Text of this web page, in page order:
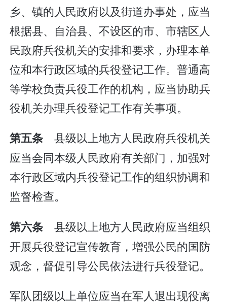
乡、镇的人民政府以及街道办事处，应当
根据县、自治县、不设区的市、市辖区人
民政府兵役机关的安排和要求，办理本单
位和本行政区域的兵役登记工作。普通高
等学校负责兵役工作的机构，应当协助兵
役机关办理兵役登记工作有关事项。
第五条县级以上地方人民政府兵役机关
应当会同本级人民政府有关部门，加强对
本行政区域内兵役登记工作的组织协调和
监督检查。
第六条县级以上地方人民政府应当组织
开展兵役登记宣传教育，增强公民的国防
观念，督促引导公民依法进行兵役登记。
军队团级以上单位应当在军人退出现役离